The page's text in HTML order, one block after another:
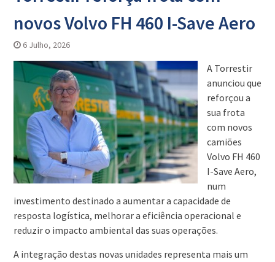
novos Volvo FH 460 I-Save Aero
6 Julho, 2026
A Torrestir
anunciou que
reforçou a
sua frota
com novos
camiões
Volvo FH 460
I-Save Aero,
num
investimento destinado a aumentar a capacidade de
resposta logística, melhorar a eficiência operacional e
reduzir o impacto ambiental das suas operações.
A integração destas novas unidades representa mais um